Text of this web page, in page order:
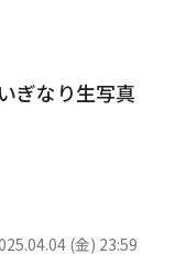
ぎなり生写真
(金) 23:59